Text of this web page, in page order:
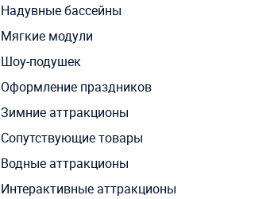
Надувные бассейны
Мягкие модули
Шоу-подушек
Оформление праздников
Зимние аттракционы
Сопутствующие товары
Водные аттракционы
Интерактивные аттракционы